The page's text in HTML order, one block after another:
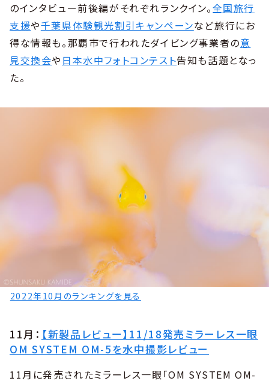
のインタビュー前後編がそれぞれランクイン。全国旅行
支援や千葉県体験観光割引キャンペーンなど旅行にお
得な情報も。那覇市で行われたダイビング事業者の意
見交換会や日本水中フォトコンテスト告知も話題となっ
た。
2022年10月のランキングを見る
11月： 【新製品レビュー】11/18発売ミラーレス一眼
OM SYSTEM OM-5を水中撮影レビュー
11月に発売されたミラーレス一眼「OM SYSTEM OM-